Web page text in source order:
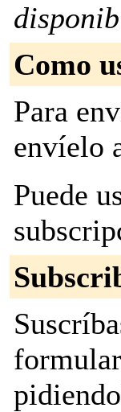
Como
Para
envíelo
Puede